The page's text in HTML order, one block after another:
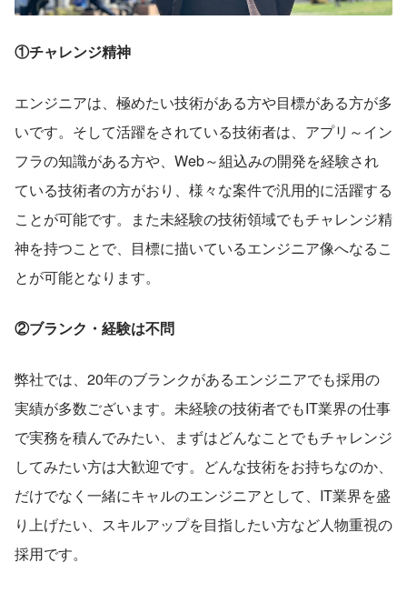
①チャレンジ精神
エンジニアは、極めたい技術がある方や目標がある方が多
いです。そして活躍をされている技術者は、アプリ～イン
フラの知識がある方や、Web～組込みの開発を経験され
ている技術者の方がおり、様々な案件で汎用的に活躍する
ことが可能です。また未経験の技術領域でもチャレンジ精
神を持つことで、目標に描いているエンジニア像へなるこ
とが可能となります。
②ブランク・経験は不問
弊社では、20年のブランクがあるエンジニアでも採用の
実績が多数ございます。未経験の技術者でもIT業界の仕事
で実務を積んでみたい、まずはどんなことでもチャレンジ
してみたい方は大歓迎です。どんな技術をお持ちなのか、
だけでなく一緒にキャルのエンジニアとして、IT業界を盛
り上げたい、スキルアップを目指したい方など人物重視の
採用です。